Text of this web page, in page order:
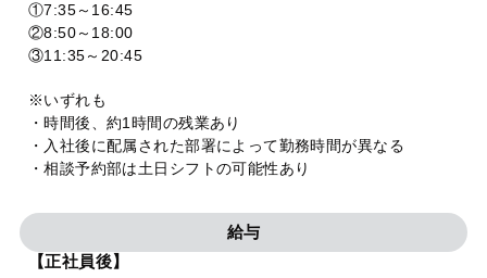
①7:35～16:45
②8:50～18:00
③11:35～20:45
※いずれも
・時間後、約1時間の残業あり
・入社後に配属された部署によって勤務時間が異なる
・相談予約部は土日シフトの可能性あり
給与
【正社員後】